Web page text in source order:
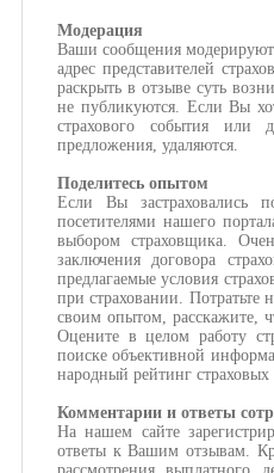
Модерация
Ваши сообщения
адрес представителей
раскрыть в отзыве суть
не публикуются. Если Вы
страхового события или
предложения, удаляются.
Поделитесь опытом
Если Вы
посетителями нашего
выбором страховщика.
заключения договора
предлагаемые условия
при страховании. Потратьте
своим опытом, расскажите,
Оцените в целом работу
поиске объективной
народный рейтинг
Комментарии и ответы
На нашем сайте
ответы к Вашим отзывам.